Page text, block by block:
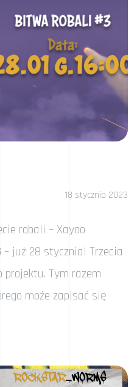
18 stycznia 2023
robali – Xayoo
już 28 stycznia! Trzecia
projektu. Tym razem
może zapisać się